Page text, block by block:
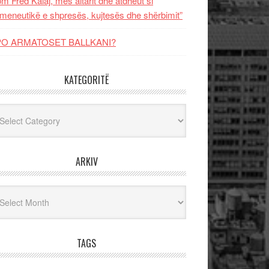
e shpresës, kujtesës dhe shërbimit”
ARMATOSET BALLKANI?
KATEGORITË
ARKIV
TAGS